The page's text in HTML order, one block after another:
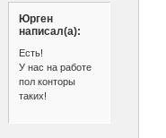
Юрген
написал(а):
Есть!
У нас на работе
пол конторы
таких!